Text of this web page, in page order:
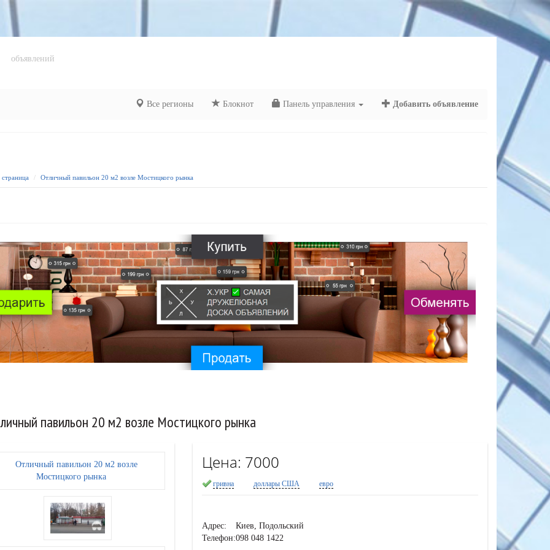
объявлений
Все регионы Блокнот Панель управления Добавить объявление
страница Отличный павильон 20 м2 возле Мостицкого рынка
павильон 20 м2 возле Мостицкого рынка
Цена: 7000
гривна доллары США евро
Адрес:
Киев, Подольский
Телефон:098 048 1422